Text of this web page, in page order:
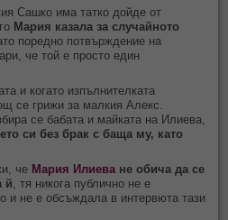
Сашко има татко дойде от
Мария казала за случайното
поредно потвърждение на
че той е просто един
и когато изпълнителката
се грижи за малкия Алекс.
се бабата и майката на Илиева,
си без брак с баща му, като
че Мария Илиева не обича да се
й , тя никога публично не е
и не е обсъждала в интервюта тази